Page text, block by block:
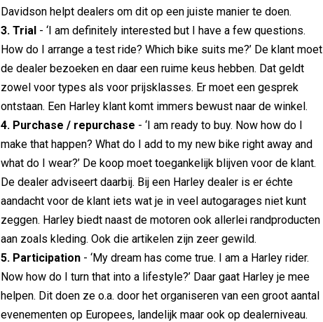
Davidson helpt dealers om dit op een juiste manier te doen.
3. Trial - ‘I am definitely interested but I have a few questions.
How do I arrange a test ride? Which bike suits me?’ De klant moet
de dealer bezoeken en daar een ruime keus hebben. Dat geldt
zowel voor types als voor prijsklasses. Er moet een gesprek
ontstaan. Een Harley klant komt immers bewust naar de winkel.
4. Purchase / repurchase - ‘I am ready to buy. Now how do I
make that happen? What do I add to my new bike right away and
what do I wear?’ De koop moet toegankelijk blijven voor de klant.
De dealer adviseert daarbij. Bij een Harley dealer is er échte
aandacht voor de klant iets wat je in veel autogarages niet kunt
zeggen. Harley biedt naast de motoren ook allerlei randproducten
aan zoals kleding. Ook die artikelen zijn zeer gewild.
5. Participation - ‘My dream has come true. I am a Harley rider.
Now how do I turn that into a lifestyle?’ Daar gaat Harley je mee
helpen. Dit doen ze o.a. door het organiseren van een groot aantal
evenementen op Europees, landelijk maar ook op dealerniveau.